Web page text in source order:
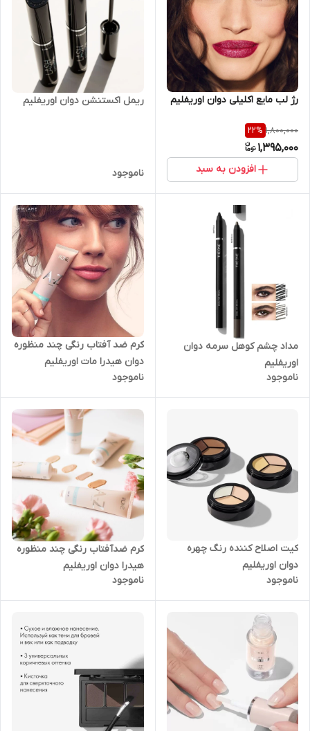
رژ لب مایع اکلیلی دوان اوریفلیم
1,800,000
22%
1,395,000
افزودن به سبد
ریمل اکستنشن دوان اوریفلیم
ناموجود
مداد چشم کوهل سرمه دوان
اوریفلیم
ناموجود
کرم ضد آفتاب رنگی چند منظوره
دوان هیدرا مات اوریفلیم
ناموجود
کیت اصلاح کننده رنگ چهره
دوان اوریفلیم
ناموجود
کرم ضدآفتاب رنگی چند منظوره
هیدرا دوان اوریفلیم
ناموجود